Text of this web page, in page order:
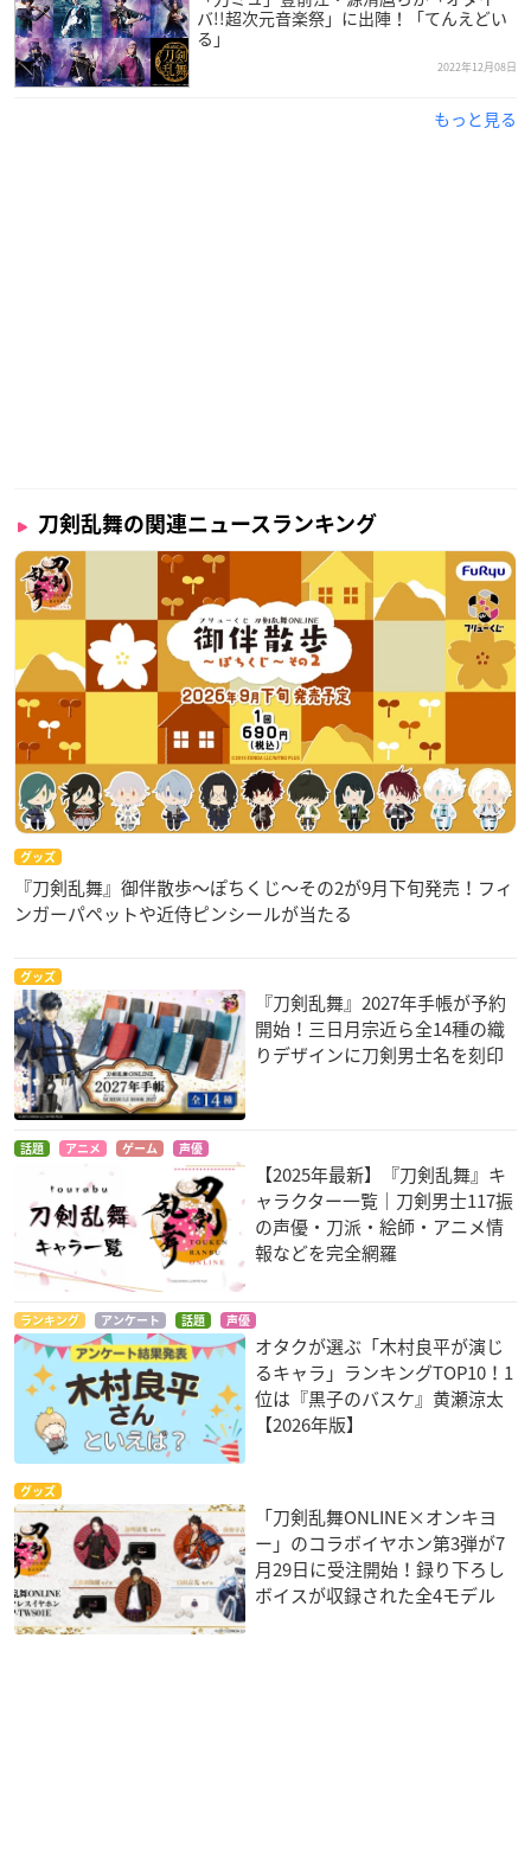
「引換シール(散歩)」や便利道具を獲得できます。#刀剣乱
舞#とうらぶ
— 刀剣乱舞ONLINE【運営】 (@TOUKEN_STAFF)
Decembe
バ!!超次元音楽祭」に出陣！「てんえどい
る」
2022年12月08日
もっと見る
刀剣乱舞の関連ニュースランキング
グッズ
『刀剣乱舞』御伴散歩～ぽちくじ～その2が9月下旬発売！フィ
ンガーパペットや近侍ピンシールが当たる
グッズ
『刀剣乱舞』2027年手帳が予約
開始！三日月宗近ら全14種の織
りデザインに刀剣男士名を刻印
話題 アニメ ゲーム 声優
【2025年最新】『刀剣乱舞』キ
ャラクター一覧｜刀剣男士117振
の声優・刀派・絵師・アニメ情
報などを完全網羅
ランキング アンケート 話題 声優
オタクが選ぶ「木村良平が演じ
るキャラ」ランキングTOP10！1
位は『黒子のバスケ』黄瀬涼太
【2026年版】
グッズ
「刀剣乱舞ONLINE×オンキヨ
ー」のコラボイヤホン第3弾が7
月29日に受注開始！録り下ろし
ボイスが収録された全4モデル